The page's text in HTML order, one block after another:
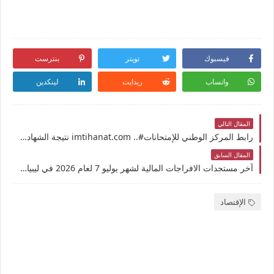
فيسبوك تويتر بنترست
واتساب ريدايت لينكدين
المقال التالي
رابط المركز الوطني للإمتحانات#.. imtihanat.com نتيجة الشهادة الإعدادية في ليبيا 2026 برقم القيد موقع وزارة التربية والتعليم الليبية الصف التاسع شهادة التعليم الأساسي حكومة الوحدة الوطنية
المقال السابق
آخر مستجدات الافراجات المالية لشهر يوليو 7 لعام 2026 في ليبيا: دليل شامل للاستعلام والقطاعات المشمولة
الإقتصاد